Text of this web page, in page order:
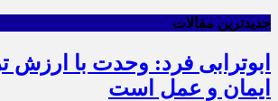
جدیدترین مقالات
ابوترابی فرد: وحدت با
ایمان و عمل است